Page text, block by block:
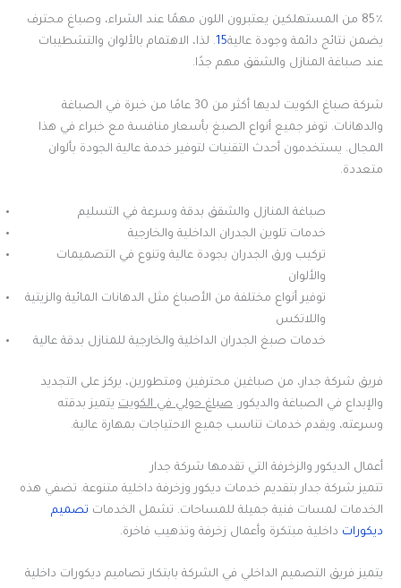
85٪ من المستهلكين يعتبرون اللون مهمًا عند الشراء، وصباغ محترف
يضمن نتائج دائمة وجودة عالية15 . لذا، الاهتمام بالألوان والتشطيبات
عند صباغة المنازل والشقق مهم جدًا.
شركة صباغ الكويت لديها أكثر من 30 عامًا من خبرة في الصباغة
والدهانات. توفر جميع أنواع الصبغ بأسعار منافسة مع خبراء في هذا
المجال. يستخدمون أحدث التقنيات لتوفير خدمة عالية الجودة بألوان
متعددة.
صباغة المنازل والشقق بدقة وسرعة في التسليم
خدمات تلوين الجدران الداخلية والخارجية
تركيب ورق الجدران بجودة عالية وتنوع في التصميمات
والألوان
توفير أنواع مختلفة من الأصباغ مثل الدهانات المائية والزيتية
واللاتكس
خدمات صبغ الجدران الداخلية والخارجية للمنازل بدقة عالية
فريق شركة جدار، من صباغين محترفين ومتطورين، يركز على التجديد
والإبداع في الصباغة والديكور. صباغ حولي في الكويت يتميز بدقته
وسرعته، ويقدم خدمات تناسب جميع الاحتياجات بمهارة عالية.
أعمال الديكور والزخرفة التي تقدمها شركة جدار
تتميز شركة جدار بتقديم خدمات ديكور وزخرفة داخلية متنوعة. تضفي هذه
الخدمات لمسات فنية جميلة للمساحات. تشمل الخدمات تصميم
ديكورات داخلية مبتكرة وأعمال زخرفة وتذهيب فاخرة.
يتميز فريق التصميم الداخلي في الشركة بابتكار تصاميم ديكورات داخلية